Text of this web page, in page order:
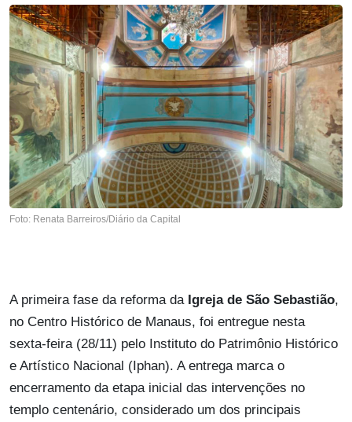
Foto: Renata Barreiros/Diário da Capital
A primeira fase da reforma da Igreja de São Sebastião,
no Centro Histórico de Manaus, foi entregue nesta
sexta-feira (28/11) pelo Instituto do Patrimônio Histórico
e Artístico Nacional (Iphan). A entrega marca o
encerramento da etapa inicial das intervenções no
templo centenário, considerado um dos principais